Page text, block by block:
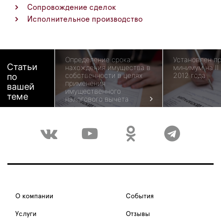
Сопровождение сделок
Исполнительное производство
Статьи
по
вашей
теме
Определение срока
нахождения имущества в
собственности в целях
применения
имущественного
налогового вычета
Установлен
минимум на II
2012 года
О компании
Услуги
События
Отзывы